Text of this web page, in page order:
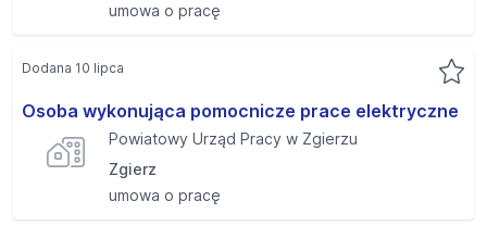
umowa o pracę
Osoba wykonująca pomocnicze prace elektryczne
Powiatowy Urząd Pracy w Zgierzu
Zgierz
umowa o pracę
Dodana 10 lipca